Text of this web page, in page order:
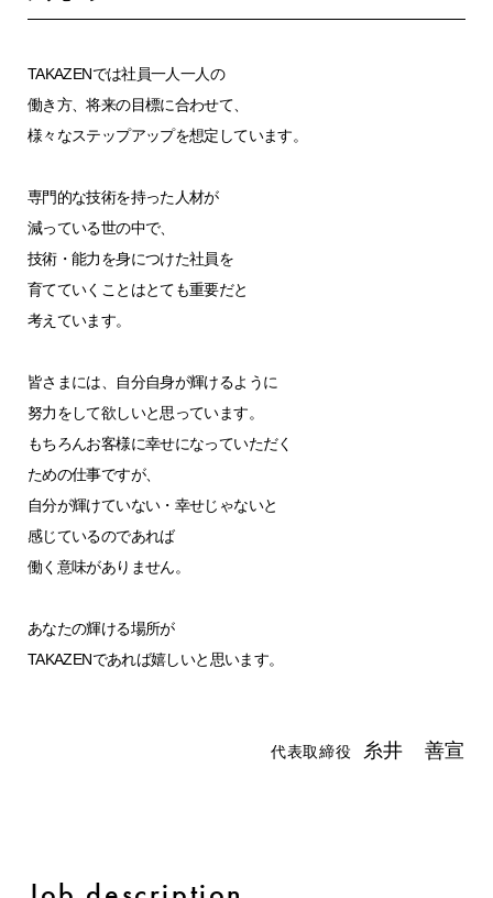
TAKAZENでは社員一人一人の
働き方、将来の目標に合わせて、
様々なステップアップを想定しています。
専門的な技術を持った人材が
減っている世の中で、
技術・能力を身につけた社員を
育てていくことはとても重要だと
考えています。
皆さまには、自分自身が輝けるように
努力をして欲しいと思っています。
もちろんお客様に幸せになっていただく
ための仕事ですが、
自分が輝けていない・幸せじゃないと
感じているのであれば
働く意味がありません。
あなたの輝ける場所が
TAKAZENであれば嬉しいと思います。
代表取締役 糸井 善宣